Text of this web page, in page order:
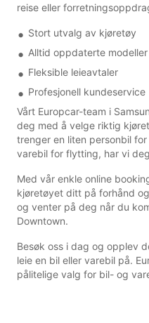
reise eller
Stort utvalg av kjøretøy
Alltid oppdaterte modeller
Fleksible leieavtaler
Profesjonell kundeservice
Vårt Europcar-team i
deg med å velge riktig
trenger en liten personbil
varebil for flytting, har vi
Med vår enkle online
kjøretøyet ditt på forhånd
og venter på deg når du
Downtown.
Besøk oss i dag og opplev
leie en bil eller varebil på.
pålitelige valg for bil- og